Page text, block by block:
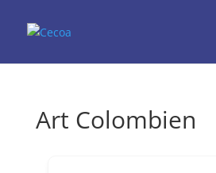
Art Colombien